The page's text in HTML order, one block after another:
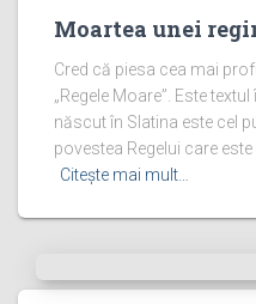
Moartea unei
Cred că piesa cea mai
„Regele Moare”. Este
născut în Slatina este cel
povestea Regelui care
Citește mai mult…